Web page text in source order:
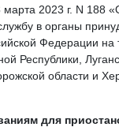
2023 г. N 188
в органы
Федерации на
Республики,
области и
для